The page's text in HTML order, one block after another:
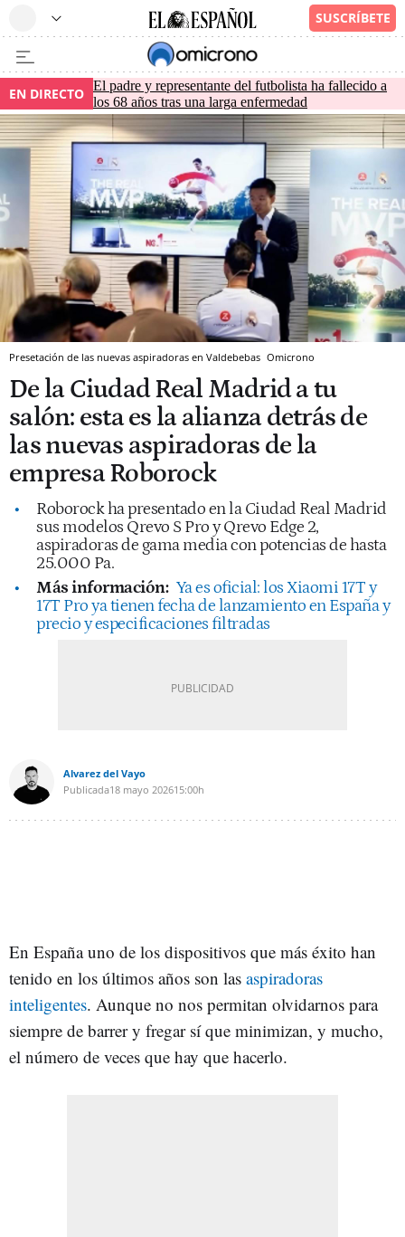
EN DIRECTO El padre y representante del futbolista ha fallecido a
los 68 años tras una larga enfermedad
Presetación de las nuevas aspiradoras en Valdebebas Omicrono
De la Ciudad Real Madrid a tu
salón: esta es la alianza detrás de
las nuevas aspiradoras de la
empresa Roborock
Roborock ha presentado en la Ciudad Real Madrid
sus modelos Qrevo S Pro y Qrevo Edge 2,
aspiradoras de gama media con potencias de hasta
25.000 Pa.
Más información: Ya es oficial: los Xiaomi 17T y
17T Pro ya tienen fecha de lanzamiento en España y
precio y especificaciones filtradas
Alvarez del Vayo
Publicada18 mayo 202615:00h
En España uno de los dispositivos que más éxito han
tenido en los últimos años son las aspiradoras
inteligentes. Aunque no nos permitan olvidarnos para
siempre de barrer y fregar sí que minimizan, y mucho,
el número de veces que hay que hacerlo.